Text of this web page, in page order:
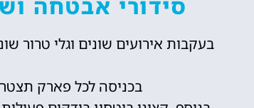
סידורי אבטחה
בעקבות אירועים שונים וגלי טרור
בכניסה לכל פארק